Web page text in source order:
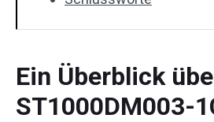
Ein Überblick
ST1000DM003-